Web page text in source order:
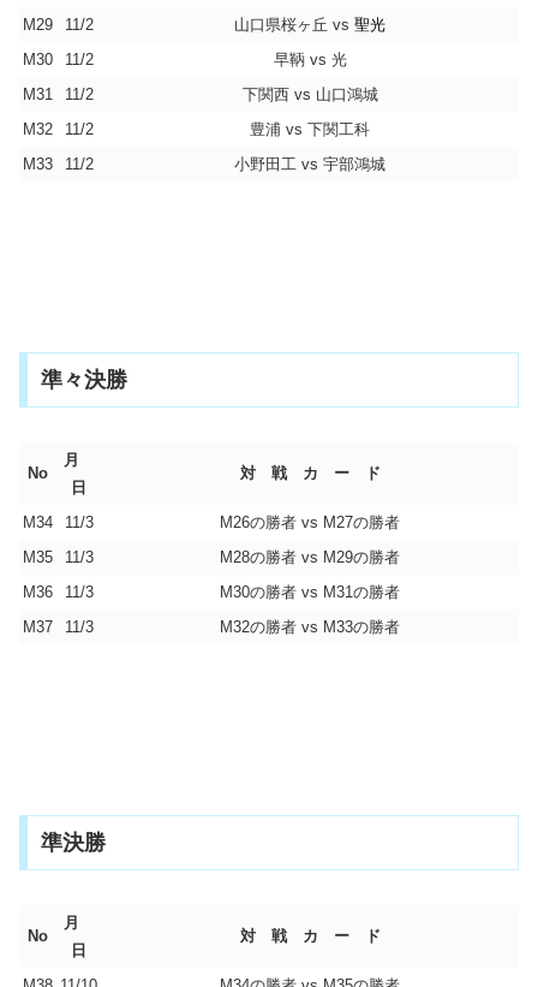
M29
11/2 山口県桜ヶ丘 vs 聖光
M30
11/2
早鞆 vs 光
M31
11/2
下関西 vs 山口鴻城
M32
11/2
豊浦 vs 下関工科
M33
11/2 小野田工 vs 宇部鴻城
準々決勝
No
月
日
対 戦 カ ー ド
M34 11/3
M26の勝者 vs M27の勝者
M35
11/3
M28の勝者 vs M29の勝者
M36
11/3
M30の勝者 vs M31の勝者
M37
11/3 M32の勝者 vs M33の勝者
準決勝
No
月
日
対 戦 カ ー ド